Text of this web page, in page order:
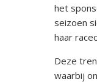
het
seizoen
haar
Deze
waarbij